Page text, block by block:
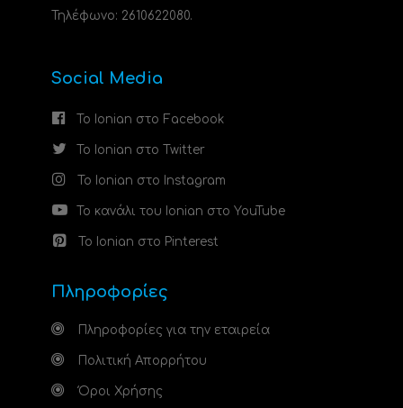
Τηλέφωνο: 2610622080.
Social Media
Το Ionian στο Facebook
Το Ionian στο Twitter
Το Ionian στο Instagram
Το κανάλι του Ionian στο YouTube
Το Ionian στο Pinterest
Πληροφορίες
Πληροφορίες για την εταιρεία
Πολιτική Απορρήτου
Όροι Χρήσης